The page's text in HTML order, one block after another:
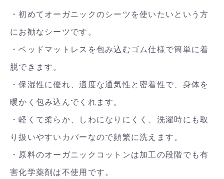
・初めてオーガニックのシーツを使いたいという方
にお勧なシーツです。
・ベッドマットレスを包み込むゴム仕様で簡単に着
脱できます。
・保湿性に優れ、適度な通気性と密着性で、身体を
暖かく包み込んでくれます。
・軽くて柔らか、しわになりにくく、洗濯時にも取
り扱いやすいカバーなので頻繁に洗えます。
・原料のオーガニックコットンは加工の段階でも有
害化学薬剤は不使用です。